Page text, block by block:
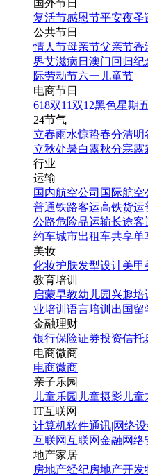
国外节日
复活节感恩节平安夜圣
公共节日
情人节母亲节父亲节香
界艾滋病日 澳门回归纪
际劳动节六一儿童节
电商节日
618双11双12黑色星期
24节气
立春雨水惊蛰春分清明
立秋处暑白露秋分寒露
行业
运输
国内航空公司 国际航空
普通铁路客运高铁货运
公路危险品运输长途客
约车城市出租车共享单
美妆
化妆护肤发型设计美甲
教育培训
启蒙早教幼儿园 兴趣培
业培训 语言培训 出国留
金融理财
银行保险证券投资信托
电商微商
电商微商
亲子乐园
儿童乐园 儿童摄影 儿
IT互联网
计算机软件通讯|网络
互联网互联网金融网络
地产家居
房地产经纪房地产开发